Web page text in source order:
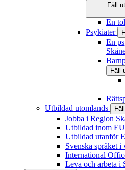
Fäll ut
En
Psykiater
En
Fäll
Utbildad utomlands
Jobba i Region
Utbildad inom
Utbildad utanför
Svenska språket i
International
Leva och arbeta i